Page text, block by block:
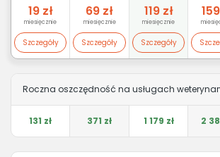
19 zł
miesięcznie
Szczegóły
69 zł
miesięcznie
Szczegóły
119 zł
miesięcznie
Szczegóły
Roczna oszczędność na usługach
131 zł 371 zł 1 179 zł 2